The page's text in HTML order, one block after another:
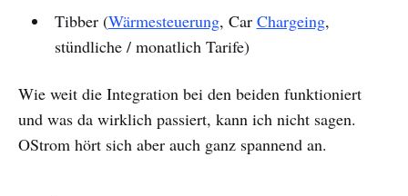
Tibber (Wärmesteuerung, Car Chargeing,
stündliche / monatlich Tarife)
Wie weit die Integration bei den beiden funktioniert
und was da wirklich passiert, kann ich nicht sagen.
OStrom hört sich aber auch ganz spannend an.